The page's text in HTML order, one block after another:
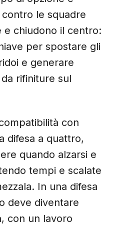
le squadre
e chiudono il centro:
per spostare gli
e generare
rifiniture sul
con
difesa a quattro,
quando alzarsi e
tempi e scalate
In una difesa
deve diventare
con un lavoro